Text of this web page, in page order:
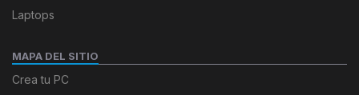
Laptops
MAPA DEL SITIO
Crea tu PC